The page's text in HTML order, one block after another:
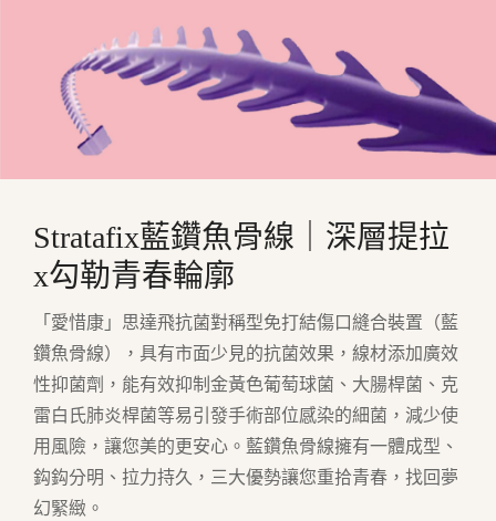
Stratafix藍鑽魚骨線｜深層提拉
x勾勒青春輪廓
「愛惜康」思達飛抗菌對稱型免打結傷口縫合裝置（藍
鑽魚骨線），具有市面少見的抗菌效果，線材添加廣效
性抑菌劑，能有效抑制金黃色葡萄球菌、大腸桿菌、克
雷白氏肺炎桿菌等易引發手術部位感染的細菌，減少使
用風險，讓您美的更安心。藍鑽魚骨線擁有一體成型、
鈎鈎分明、拉力持久，三大優勢讓您重拾青春，找回夢
幻緊緻。